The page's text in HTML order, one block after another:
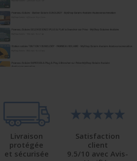
Livraison
protégée
et sécurisée
Satisfaction
client
9.5/10 avec Avis-